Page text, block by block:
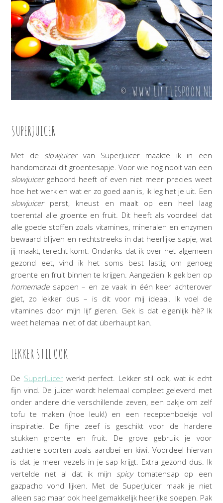
SUPERJUICER
Met de slowjuicervan SuperJuicer maakte ik in een
handomdraai dit groentesapje. Voor wie nog nooit van een
slowjuicergehoord heeft of even niet meer precies weet
hoe het werk en wat er zo goed aan is, ik leg het je uit. Een
slowjuicerperst, kneust en maalt op een heel laag
toerental alle groente en fruit. Dit heeft als voordeel dat
alle goede stoffen zoals vitamines, mineralen en enzymen
bewaard blijven en rechtstreeks in dat heerlijke sapje, wat
jij maakt, terecht komt. Ondanks dat ik over het algemeen
gezond eet, vind ik het soms best lastig om genoeg
groente en fruit binnen te krijgen. Aangezien ik gek ben op
homemadesappen – en ze vaak in één keer achterover
giet, zo lekker dus – is dit voor mij ideaal. Ik voel de
vitamines door mijn lijf gieren. Gek is dat eigenlijk hè? Ik
weet helemaal niet of dat überhaupt kan.
LEKKER STIL OOK
De SuperJuicerwerkt perfect. Lekker stil ook, wat ik echt
fijn vind. De juicer wordt helemaal compleet geleverd met
onder andere drie verschillende zeven, een bakje om zelf
tofu te maken (hoe leuk!) en een receptenboekje vol
inspiratie. De fijne zeef is geschikt voor de hardere
stukken groente en fruit. De grove gebruik je voor
zachtere soorten zoals aardbei en kiwi. Voordeel hiervan
is dat je meer vezels in je sap krijgt. Extra gezond dus. Ik
vertelde net al dat ik mijn spicytomatensap op een
gazpacho vond lijken. Met de SuperJuicer maak je niet
alleen sap maar ook heel gemakkelijk heerlijke soepen. Pak